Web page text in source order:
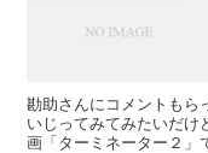
勘助さんにコメントもら
いじってみてみたいだけ
画「ターミネーター２」